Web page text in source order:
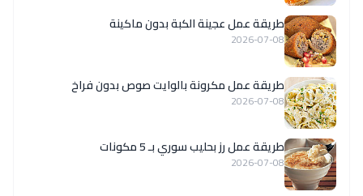
طريقة عمل عجينة الكبة بدون ماكينة
2026-07-08
طريقة عمل مكرونة بالوايت صوص بدون فراخ
2026-07-08
طريقة عمل رز بحليب سوري بـ 5 مكونات
2026-07-08